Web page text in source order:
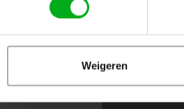
Weigeren